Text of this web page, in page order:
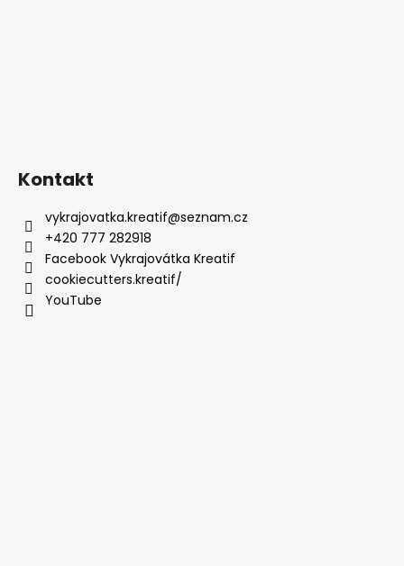
Kontakt
vykrajovatka.kreatif@seznam.cz
+420 777 282918
Facebook Vykrajovátka Kreatif
cookiecutters.kreatif/
YouTube